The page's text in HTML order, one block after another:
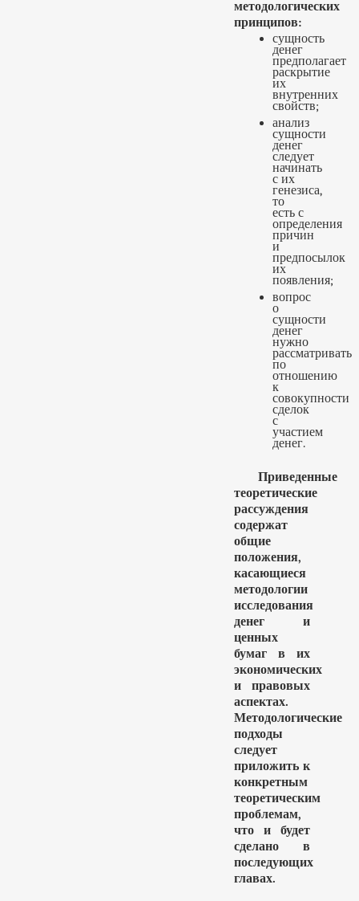
методологических
принципов:
сущность
денег
предполагает
раскрытие
их
внутренних
свойств;
анализ
сущности
денег
следует
начинать
с их
генезиса,
то
есть с
определения
причин
и
предпосылок
их
появления;
вопрос
о
сущности
денег
нужно
рассматривать
по
отношению
к
совокупности
сделок
с
участием
денег.
Приведенные
теоретические
рассуждения
содержат
общие
положения,
касающиеся
методологии
исследования
денег и
ценных
бумаг в их
экономических
и правовых
аспектах.
Методологические
подходы
следует
приложить к
конкретным
теоретическим
проблемам,
что и будет
сделано в
последующих
главах.